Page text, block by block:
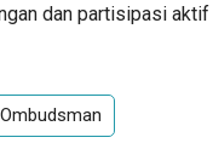
dan partisipasi aktif
Ombudsman